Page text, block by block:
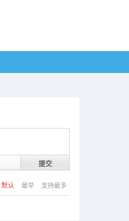
提交
默认 最早 支持最多